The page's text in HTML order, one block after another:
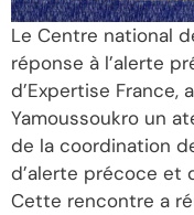
Le Centre national
réponse à l’alerte
d’Expertise France,
Yamoussoukro un
de la coordination
d’alerte précoce et
Cette rencontre a